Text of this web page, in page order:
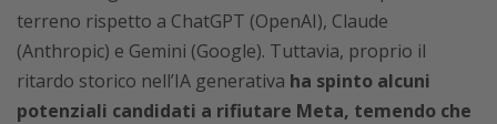
terreno rispetto a ChatGPT (OpenAI), Claude
(Anthropic) e Gemini (Google). Tuttavia, proprio il
ritardo storico nell’IA generativa ha spinto alcuni
potenziali candidati a rifiutare Meta, temendo che